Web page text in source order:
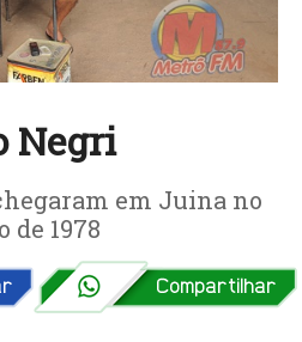
Negri
em Juina no
de 1978